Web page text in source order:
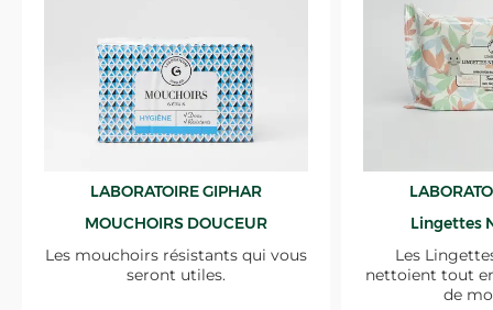
LABORATOIRE GIPHAR
MOUCHOIRS DOUCEUR
Les mouchoirs résistants qui vous
seront utiles.
Lingettes
Les
nettoient tout
de